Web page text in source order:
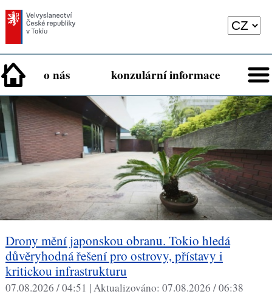
o nás konzulární informace
Drony mění japonskou obranu. Tokio hledá
důvěryhodná řešení pro ostrovy, přístavy i
kritickou infrastrukturu
07.08.2026 / 04:51 |Aktualizováno: 07.08.2026 / 06:38